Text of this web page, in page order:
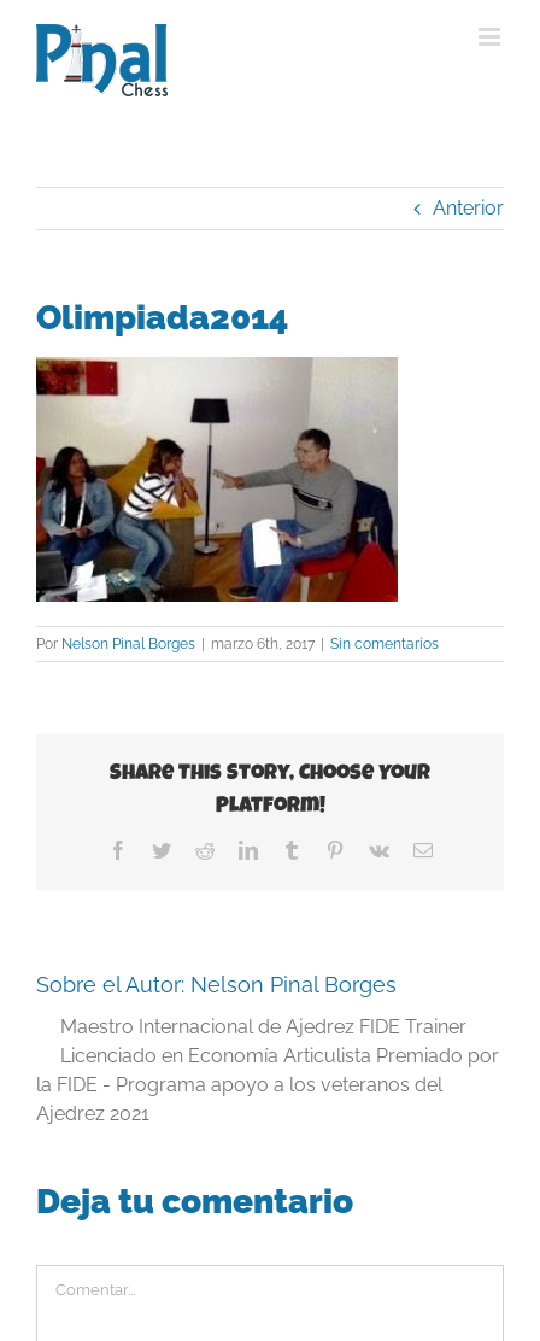
contenido
Anterior
Olimpiada2014
Por Nelson Pinal Borges | marzo 6th, 2017 | Sin comentarios
Share This Story, Choose Your
Platform!
Facebook
TwitterRedditLinkedInTumblr Pinterest
Vk
Correo
Sobre el Autor: Nelson Pinal Borges
Maestro Internacional de Ajedrez FIDE Trainer
Licenciado en Economía Articulista Premiado por
la FIDE - Programa apoyo a los veteranos del
Ajedrez 2021
Deja tu comentario